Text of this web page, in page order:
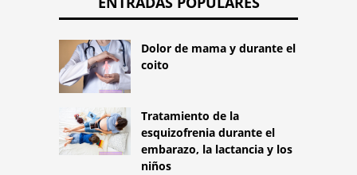
Dolor de mama y durante el
coito
Tratamiento de la
esquizofrenia durante el
embarazo, la lactancia y los
niños